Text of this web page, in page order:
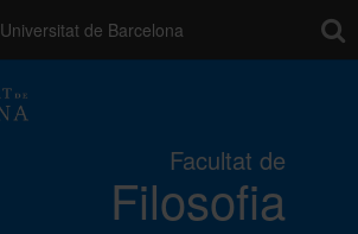
Universitat de Barcelona
Facultat de
Filosofia
Estudis